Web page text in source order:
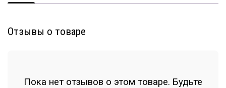
Отзывы о товаре
Пока нет отзывов о этом товаре. Будьте